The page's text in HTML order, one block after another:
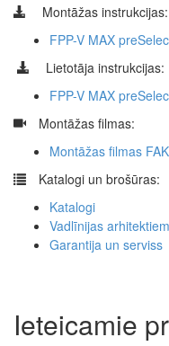
Montāžas instrukcijas:
FPP-V MAX
Lietotāja instrukcijas:
FPP-V MAX
Montāžas filmas:
Montāžas filmas
Katalogi un brošūras:
Katalogi
Vadlīnijas arhitektiem
Garantija un serviss
Ieteicamie